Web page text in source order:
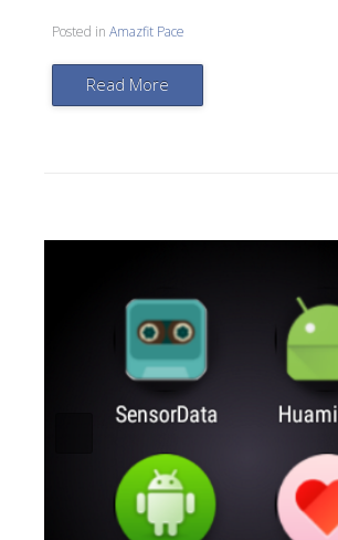
Posted inAmazfit Pace
Read More